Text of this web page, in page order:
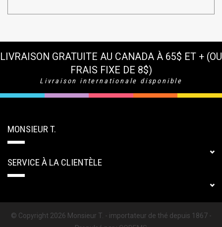
LIVRAISON GRATUITE AU CANADA À 65$ ET + (OU
FRAIS FIXE DE 8$)
Livraison internationale disponible
MONSIEUR T.
SERVICE À LA CLIENTÈLE
© Copyright 2026 Monsieur T. - importateur de thé depuis 1867 -